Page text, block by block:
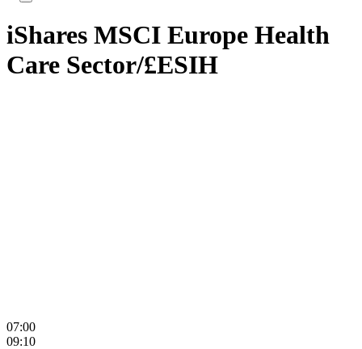
iShares MSCI Europe Health
Care Sector/£ESIH
07:00
09:10